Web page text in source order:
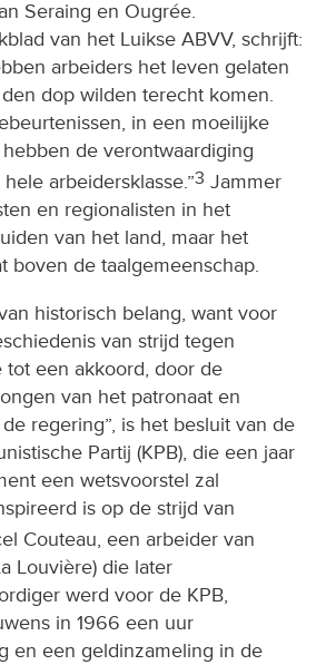
Seraing en Ougrée.
van het Luikse ABVV, schrijft:
arbeiders het leven gelaten
dop wilden terecht komen.
in een moeilijke
de verontwaardiging
arbeidersklasse.”3 Jammer
en regionalisten in het
van het land, maar het
boven de taalgemeenschap.
historisch belang, want voor
van strijd tegen
een akkoord, door de
van het patronaat en
regering”, is het besluit van de
Partij (KPB), die een jaar
een wetsvoorstel zal
is op de strijd van
Couteau, een arbeider van
Louvière) die later
werd voor de KPB,
in 1966 een uur
en een geldinzameling in de